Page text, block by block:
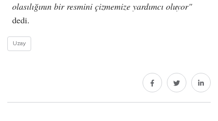
olasılığının bir resmini çizmemize yardımcı oluyor"
dedi.
Uzay